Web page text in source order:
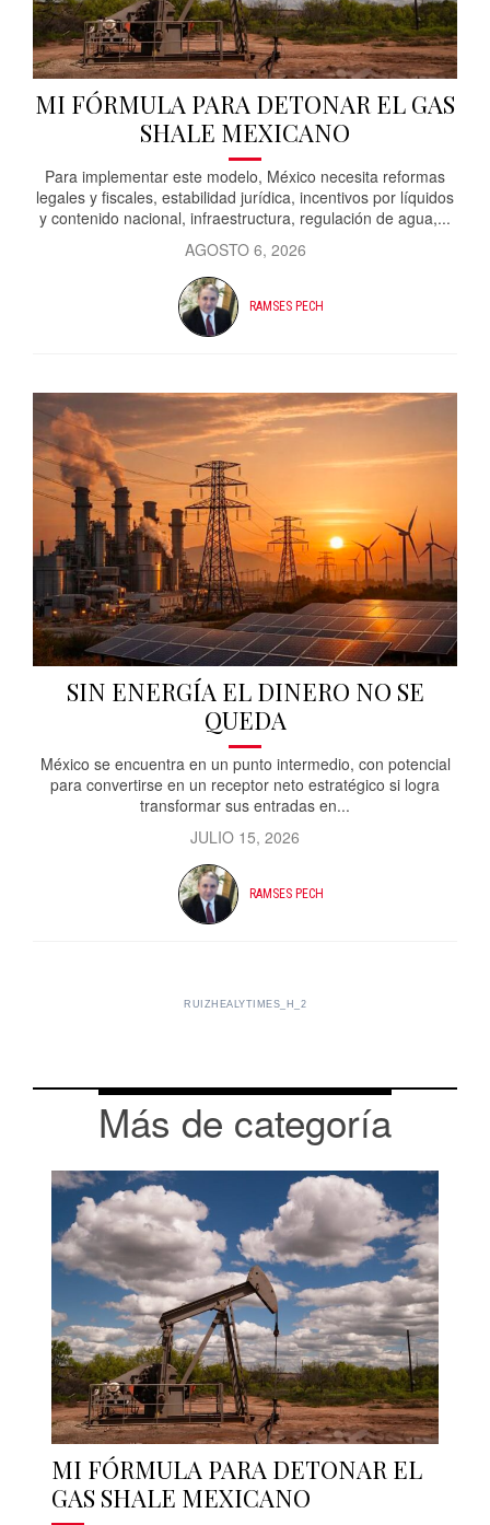
MI FÓRMULA PARA DETONAR EL GAS
SHALE MEXICANO
Para implementar este modelo, México necesita reformas
legales y fiscales, estabilidad jurídica, incentivos por líquidos
y contenido nacional, infraestructura, regulación de agua,...
AGOSTO 6, 2026
RAMSES PECH
SIN ENERGÍA EL DINERO NO SE
QUEDA
México se encuentra en un punto intermedio, con potencial
para convertirse en un receptor neto estratégico si logra
transformar sus entradas en...
JULIO 15, 2026
RAMSES PECH
RUIZHEALYTIMES_H_2
Más de categoría
MI FÓRMULA PARA DETONAR EL
GAS SHALE MEXICANO